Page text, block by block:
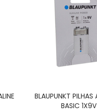
BLAUPUNKT PILHAS
BASIC 1X9V